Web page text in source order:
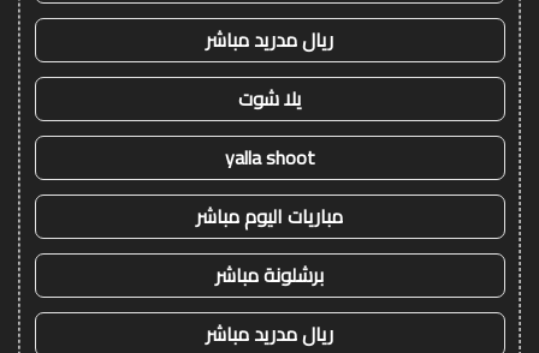
ريال مدريد مباشر
يلا شوت
yalla shoot
مباريات اليوم مباشر
برشلونة مباشر
ريال مدريد مباشر